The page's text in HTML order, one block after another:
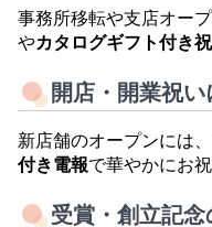
事務所移転や支店オープ
やカタログギフト付き
開店・開業祝
新店舗のオープンには、
付き電報で華やかにお
受賞・創立記